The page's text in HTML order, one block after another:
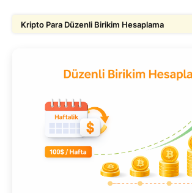
Kripto Para Düzenli Birikim Hesaplama